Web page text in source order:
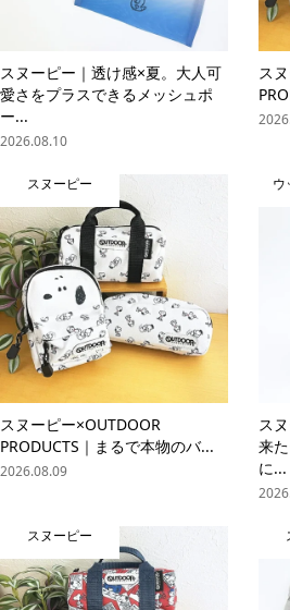
スヌーピー｜透け感×夏。大人可
愛さをプラスできるメッシュポ
ー...
2026.08.10
ス
スヌーピー
スヌーピー×OUTDOOR
PRODUCTS｜まるで本物のバ...
2026.08.09
ウ
ス
来
に...
スヌーピー